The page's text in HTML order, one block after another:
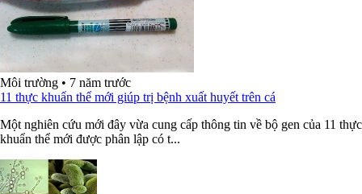
Môi trường • 7 năm trước
11 thực khuẩn thể mới giúp trị bệnh xuất huyết trên cá
Một nghiên cứu mới đây vừa cung cấp thông tin về bộ gen của 11 thực
khuẩn thể mới được phân lập có t...